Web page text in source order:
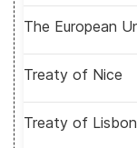
The European
Treaty of Nice
Treaty of Lisbon